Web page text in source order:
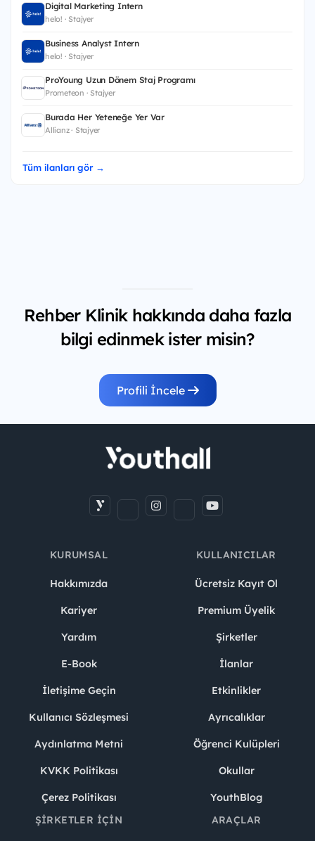
Digital Marketing Intern
helo! · Stajyer
Business Analyst Intern
helo! · Stajyer
ProYoung Uzun Dönem Staj Programı
Prometeon · Stajyer
Burada Her Yeteneğe Yer Var
Allianz · Stajyer
Tüm ilanları gör →
Rehber Klinik hakkında daha fazla
bilgi edinmek ister misin?
Profili İncele
KURUMSAL
Hakkımızda
Kariyer
Yardım
E-Book
İletişime Geçin
Kullanıcı Sözleşmesi
Aydınlatma Metni
KVKK Politikası
Çerez Politikası
KULLANICILAR
Ücretsiz Kayıt Ol
Premium Üyelik
Şirketler
İlanlar
Etkinlikler
Ayrıcalıklar
Öğrenci Kulüpleri
Okullar
YouthBlog
ŞIRKETLER İÇIN
ARAÇLAR